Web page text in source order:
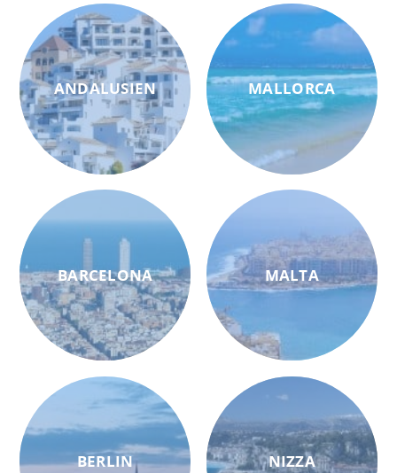
ANDALUSIEN
BARCELONA
BERLIN
MALLORCA
MALTA
NIZZA